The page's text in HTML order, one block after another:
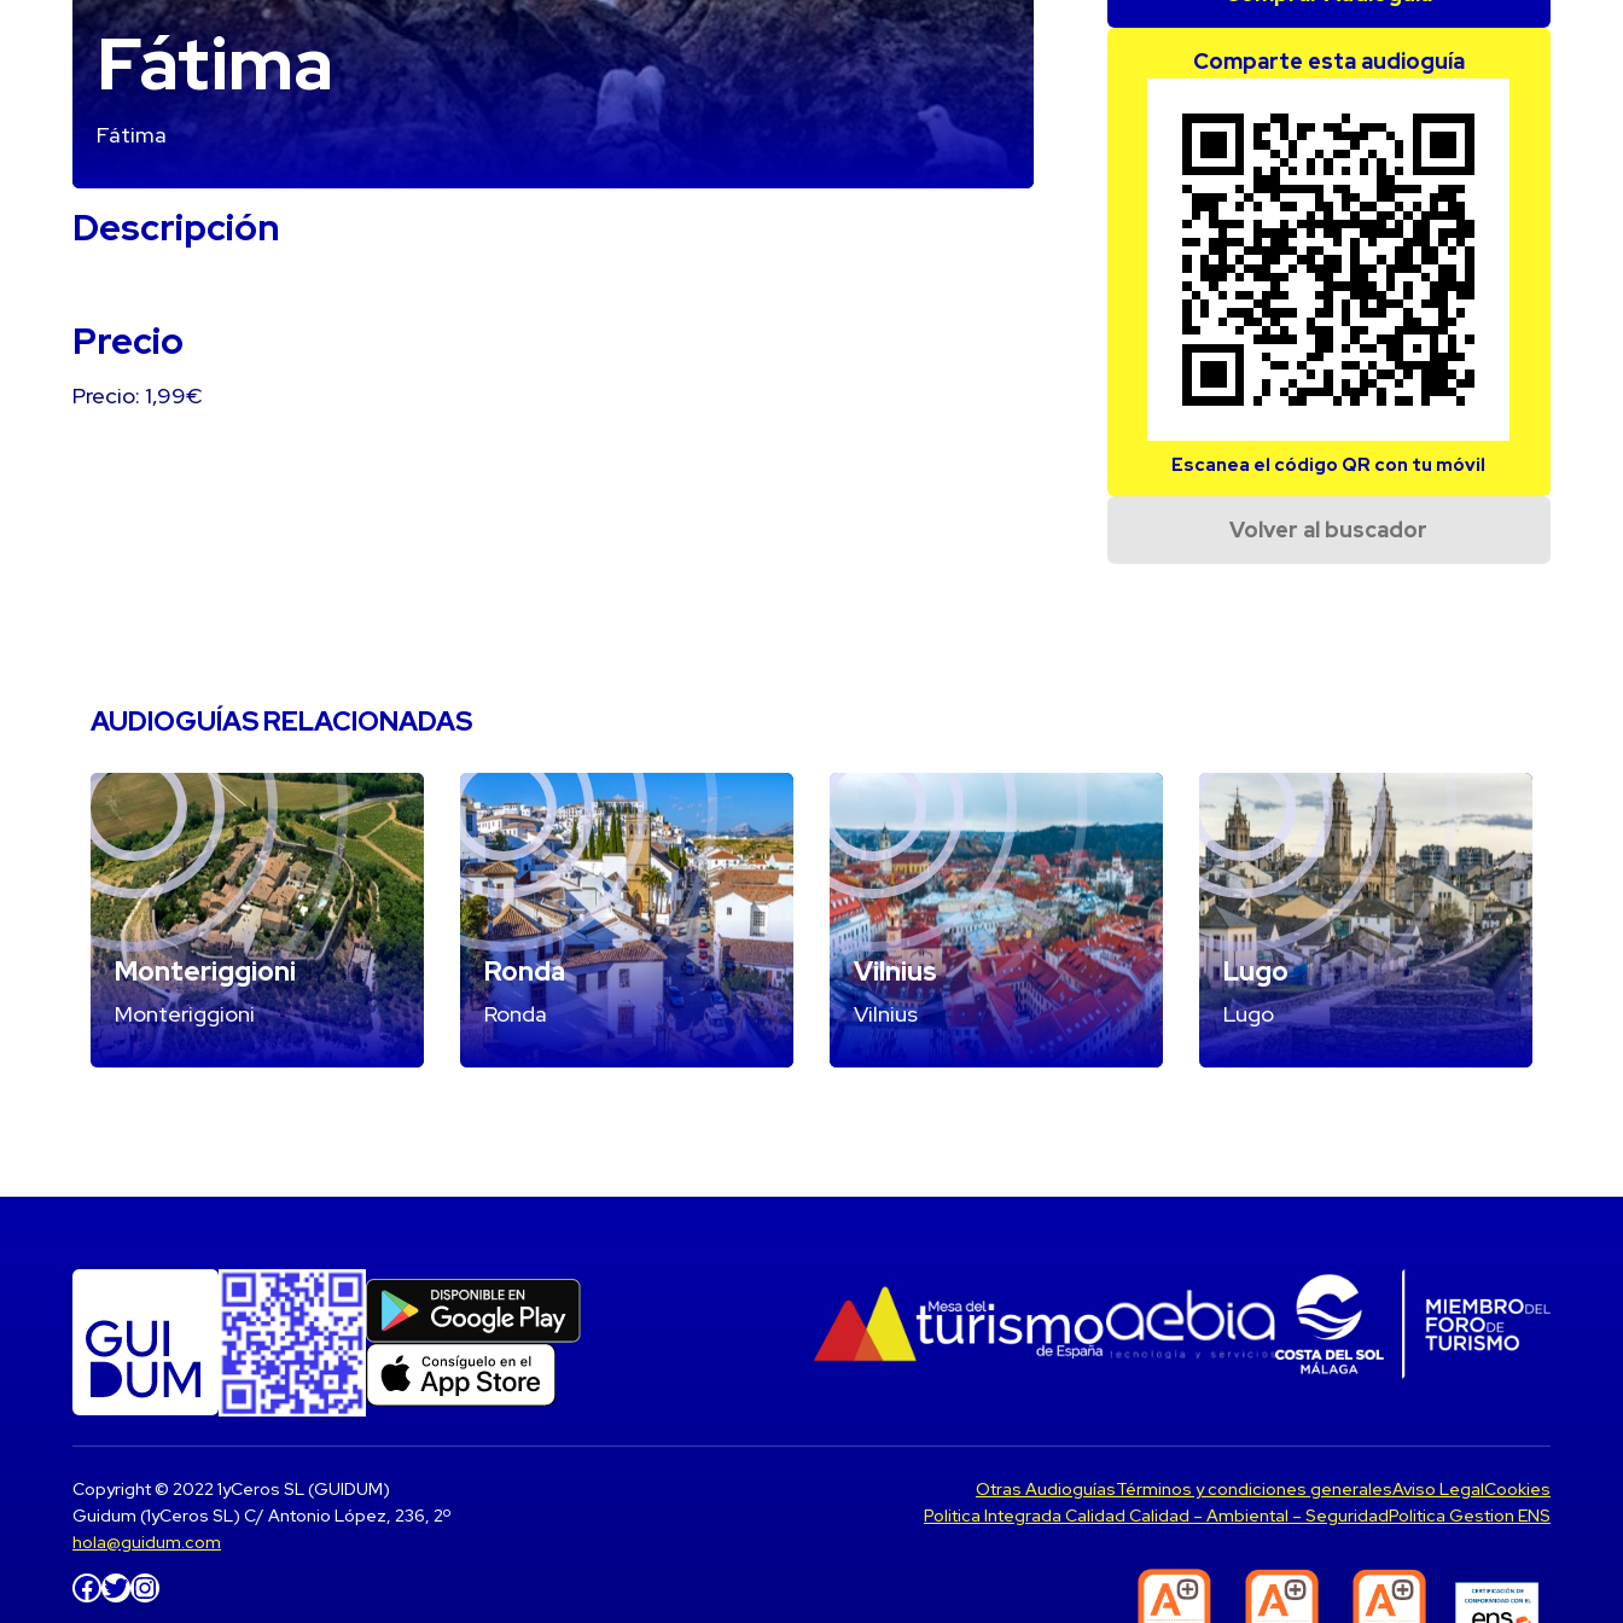
Fátima
Fátima
Descripción
Precio
Precio: 1,99€
Comparte esta audioguía
Escanea el código QR con tu móvil
Volver al buscador
AUDIOGUÍAS RELACIONADAS
Monteriggioni
Monteriggioni
Ronda
Ronda
Vilnius
Vilnius
Lugo
Lugo
Copyright © 2022 1yCeros SL (GUIDUM)
Guidum (1yCeros SL) C/ Antonio López, 236, 2º
hola@guidum.com
Facebook Twitter Instagram
Otras AudioguíasTérminos y condiciones generalesAviso LegalCookies
Politica Integrada Calidad Calidad – Ambiental – SeguridadPolitica Gestion ENS